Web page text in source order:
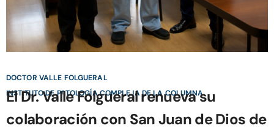
DOCTOR VALLE FOLGUERAL
INSTITUTO DE PATOLOGÍA COMPLEJA DE LA COLUMNA
El Dr. Valle Folgueral renueva su
colaboración con San Juan de Dios de